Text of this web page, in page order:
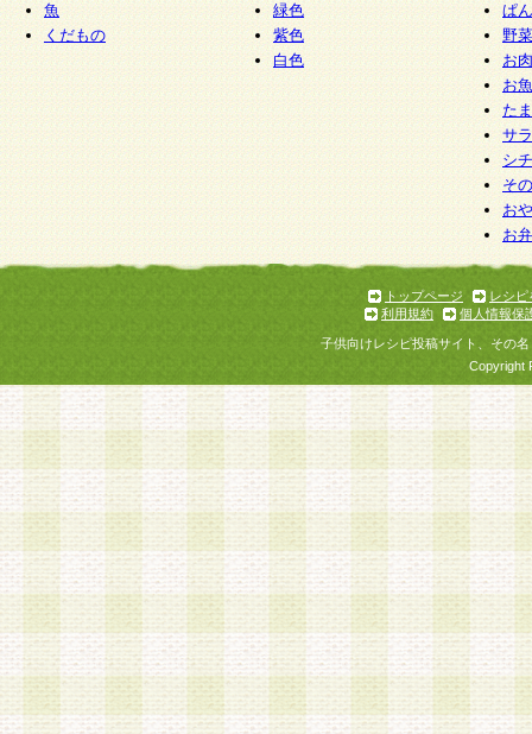
報の利用目的の通知・開示・内容の訂正・追加
停止・消去及び第三者への提供の禁止（以下、
といいます。）に応じます。
開示等に応じる窓口は以下になります。
ぱくすく食堂個人情報お客様相談窓口 paku-
m
個人情報を与えることは任意ですが、個人情報
意をいただけない場合には、当社のサービスの
お問い合わせ・ご相談への対応ができない場合
魚
くだもの
緑色
紫色
白色
ぱん
野
お
お
た
サ
シ
そ
お
お
トップページ
レシピ
利用規約
個人情報保
子供向けレシピ投稿サイト、その
Copyright